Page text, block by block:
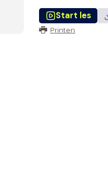
Start les
Printen